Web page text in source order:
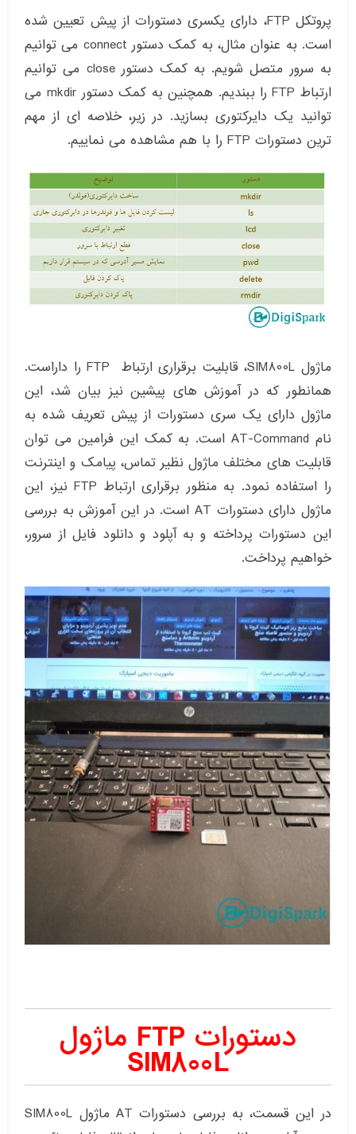
پروتکل FTP، دارای یکسری دستورات از پیش تعیین شده
است. به عنوان مثال، به کمک دستور connect می توانیم
به سرور متصل شویم. به کمک دستور close می توانیم
ارتباط FTP را ببندیم. همچنین به کمک دستور mkdir می
توانید یک دایرکتوری بسازید. در زیر، خلاصه ای از مهم
ترین دستورات FTP را با هم مشاهده می نماییم.
ماژول SIM800L، قابلیت برقراری ارتباط FTP را داراست.
همانطور که در آموزش های پیشین نیز بیان شد، این
ماژول دارای یک سری دستورات از پیش تعریف شده به
نام AT-Command است. به کمک این فرامین می توان
قابلیت های مختلف ماژول نظیر تماس، پیامک و اینترنت
را استفاده نمود. به منظور برقراری ارتباط FTP نیز، این
ماژول دارای دستورات AT است. در این آموزش به بررسی
این دستورات پرداخته و به آپلود و دانلود فایل از سرور،
خواهیم پرداخت.
دستورات FTP ماژول
SIM800L
در این قسمت، به بررسی دستورات AT ماژول SIM800L